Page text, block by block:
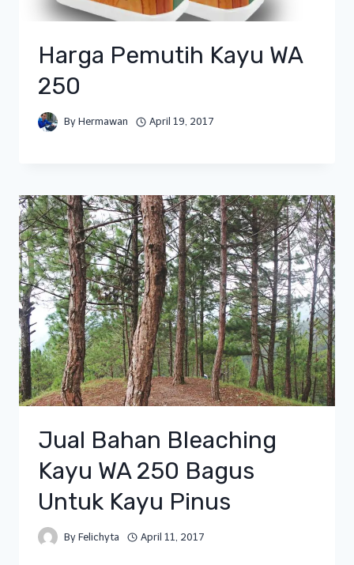
Harga Pemutih Kayu WA
250
By Hermawan April 19, 2017
Jual Bahan Bleaching
Kayu WA 250 Bagus
Untuk Kayu Pinus
By Felichyta April 11, 2017